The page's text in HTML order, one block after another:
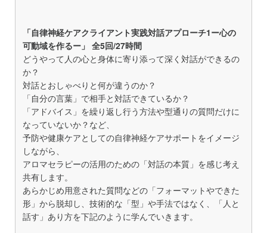
「自律神経ケアクライアント実践対話アプローチ1ー心の
可動域を作るー」 全5回/27時間
どうやって人の心と身体に寄り添って深く対話ができるの
か？
対話とおしゃべりと何が違うのか？
「自分の言葉」で相手と対話できているか？
「アドバイス」を繰り返し行う方法や型通りの質問だけに
なっていないか？など、
予防や健康ケアとしての自律神経ケアサポートをイメージ
しながら、
アロマセラピーの活用のための「対話の本質」を感じ考え
共有します。
あらかじめ用意された質問などの「フォーマットやできた
形」から脱却し、技術的な「型」や手法ではなく、「人と
話す」あり方を下記のように学んでいきます。